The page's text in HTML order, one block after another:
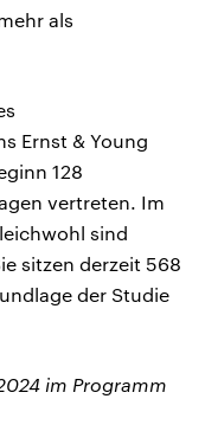
als
Ernst & Young
128
vertreten. Im
sind
sitzen derzeit 568
der Studie
im Programm